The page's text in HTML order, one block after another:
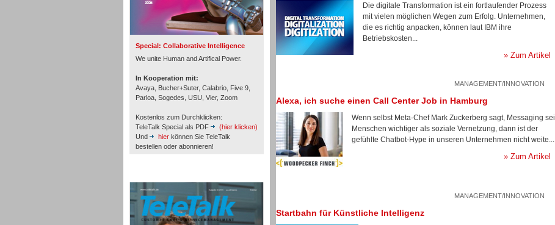
Special: Collaborative Intelligence
We unite Human and Artifical Power.
In Kooperation mit:
Avaya, Bucher+Suter, Calabrio, Five 9,
Parloa, Sogedes, USU, Vier, Zoom
Kostenlos zum Durchklicken:
TeleTalk Special als PDF
(hier klicken)
Und
hier können Sie TeleTalk
bestellen oder abonnieren!
Die digitale Transformation ist ein fortlaufender Prozess
mit vielen möglichen Wegen zum Erfolg. Unternehmen,
die es richtig anpacken, können laut IBM ihre
Betriebskosten...
» Zum Artikel
MANAGEMENT/INNOVATION
Alexa, ich suche einen Call Center Job in Hamburg
Wenn selbst Meta-Chef Mark Zuckerberg sagt, Messaging sei
Menschen wichtiger als soziale Vernetzung, dann ist der
gefühlte Chatbot-Hype in unseren Unternehmen nicht weite...
» Zum Artikel
MANAGEMENT/INNOVATION
Startbahn für Künstliche Intelligenz